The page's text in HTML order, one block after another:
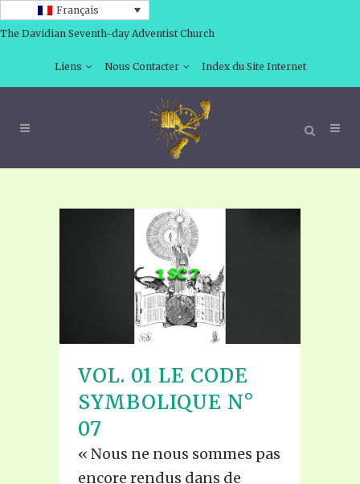
Français
The Davidian Seventh-day Adventist Church
Liens Nous Contacter Index du Site Internet
VOL. 01 LE CODE
SYMBOLIQUE N°
07
« Nous ne nous sommes pas
encore rendus dans de